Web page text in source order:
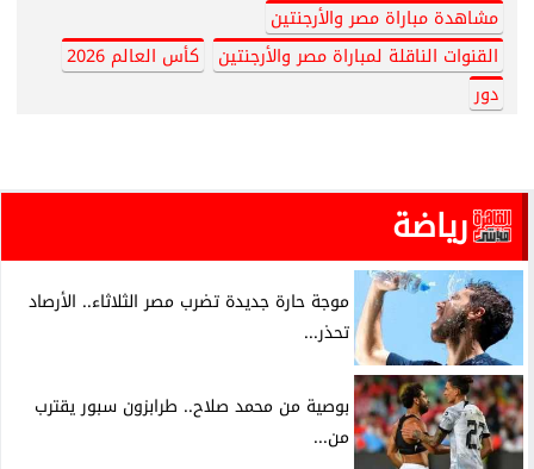
مشاهدة مباراة مصر والأرجنتين
القنوات الناقلة لمباراة مصر والأرجنتين
كأس العالم 2026
دور
رياضة
موجة حارة جديدة تضرب مصر الثلاثاء.. الأرصاد
تحذر...
بوصية من محمد صلاح.. طرابزون سبور يقترب
من...